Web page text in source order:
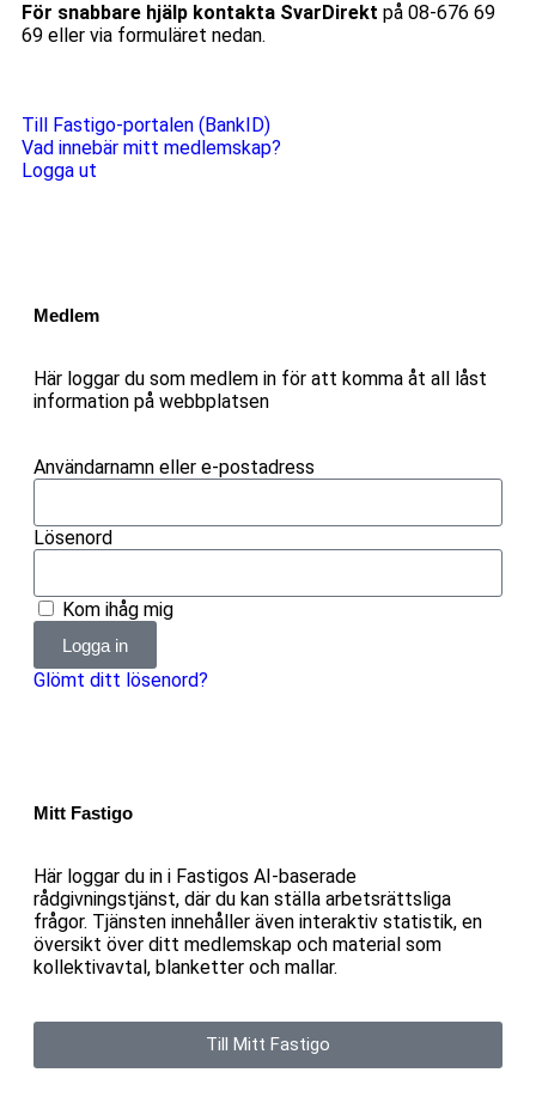
För snabbare hjälp kontakta SvarDirekt på 08-676 69
69 eller via formuläret nedan.
Till Fastigo-portalen (BankID)
Vad innebär mitt medlemskap?
Logga ut
Medlem
Här loggar du som medlem in för att komma åt all låst
information på webbplatsen
Användarnamn eller e-postadress
Lösenord
Kom ihåg mig
Logga in
Glömt ditt lösenord?
Mitt Fastigo
Här loggar du in i Fastigos AI-baserade
rådgivningstjänst, där du kan ställa arbetsrättsliga
frågor. Tjänsten innehåller även interaktiv statistik, en
översikt över ditt medlemskap och material som
kollektivavtal, blanketter och mallar.
Till Mitt Fastigo